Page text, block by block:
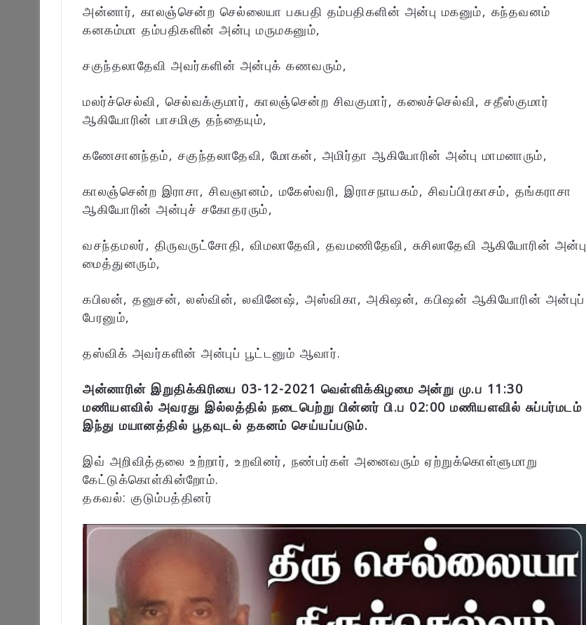
அன்னார், காலஞ்சென்ற செல்லையா பசுபதி தம்பதிகளின் அன்பு மகனும், கந்தவனம்
கனகம்மா தம்பதிகளின் அன்பு மருமகனும்,
சகுந்தலாதேவி அவர்களின் அன்புக் கணவரும்,
மலர்ச்செல்வி, செல்வக்குமார், காலஞ்சென்ற சிவகுமார், கலைச்செல்வி, சதீஸ்குமார்
ஆகியோரின் பாசமிகு தந்தையும்,
கணேசானந்தம், சகுந்தலாதேவி, மோகன், அமிர்தா ஆகியோரின் அன்பு மாமனாரும்,
காலஞ்சென்ற இராசா, சிவஞானம், மகேஸ்வரி, இராசநாயகம், சிவப்பிரகாசம், தங்கராசா
ஆகியோரின் அன்புச் சகோதரரும்,
வசந்தமலர், திருவருட்சோதி, விமலாதேவி, தவமணிதேவி, சுசிலாதேவி ஆகியோரின் அன்பு
மைத்துனரும்,
கபிலன், தனுசன், லஸ்வின், லவினேஷ், அஸ்விகா, அகிஷன், கபிஷன் ஆகியோரின் அன்புப்
பேரனும்,
தஸ்விக் அவர்களின் அன்புப் பூட்டனும் ஆவார்.
அன்னாரின் இறுதிக்கிரியை 03-12-2021 வெள்ளிக்கிழமை அன்று மு.ப 11:30
மணியளவில் அவரது இல்லத்தில் நடைபெற்று பின்னர் பி.ப 02:00 மணியளவில் சுப்பர்மடம்
இந்து மயானத்தில் பூதவுடல் தகனம் செய்யப்படும்.
இவ் அறிவித்தலை உற்றார், உறவினர், நண்பர்கள் அனைவரும் ஏற்றுக்கொள்ளுமாறு
கேட்டுக்கொள்கின்றோம்.
தகவல்: குடும்பத்தினர்